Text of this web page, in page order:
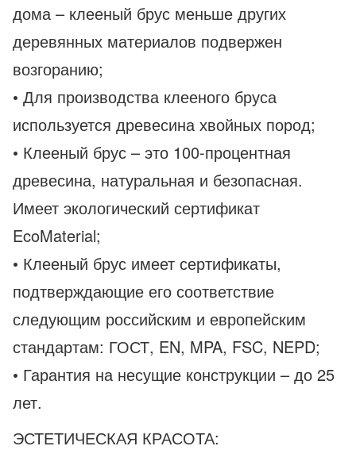
дома – клееный брус меньше других
деревянных материалов подвержен
возгоранию;
• Для производства клееного бруса
используется древесина хвойных пород;
• Клееный брус – это 100-процентная
древесина, натуральная и безопасная.
Имеет экологический сертификат
EcoMaterial;
• Клееный брус имеет сертификаты,
подтверждающие его соответствие
следующим российским и европейским
стандартам: ГОСТ, EN, MPA, FSC, NEPD;
• Гарантия на несущие конструкции – до 25
лет.
ЭСТЕТИЧЕСКАЯ КРАСОТА: